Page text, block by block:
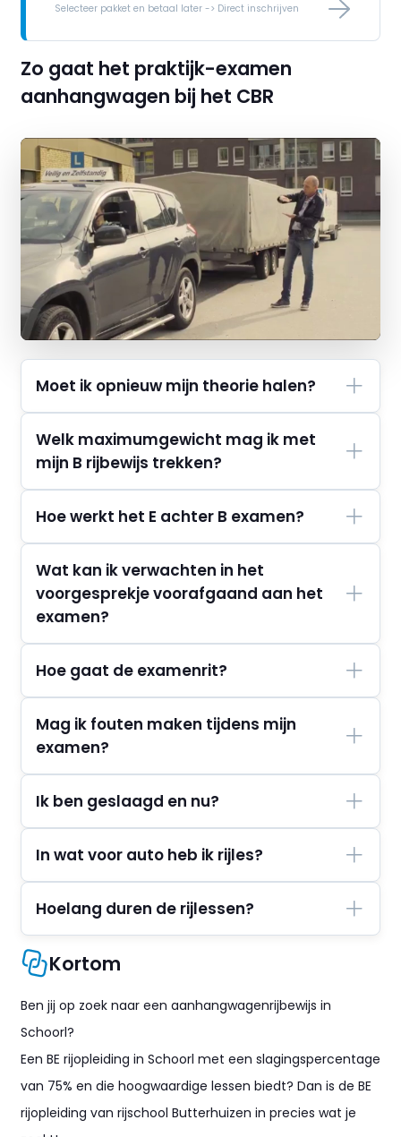
Selecteer pakket en betaal later -> Direct inschrijven
Zo gaat het praktijk-examen
aanhangwagen bij het CBR
Moet ik opnieuw mijn theorie halen?
Welk maximumgewicht mag ik met
mijn B rijbewijs trekken?
Hoe werkt het E achter B examen?
Wat kan ik verwachten in het
voorgesprekje voorafgaand aan het
examen?
Hoe gaat de examenrit?
Mag ik fouten maken tijdens mijn
examen?
Ik ben geslaagd en nu?
In wat voor auto heb ik rijles?
Hoelang duren de rijlessen?
Kortom
Ben jij op zoek naar een aanhangwagenrijbewijs in
Schoorl?
Een BE rijopleiding in Schoorl met een slagingspercentage
van 75% en die hoogwaardige lessen biedt? Dan is de BE
rijopleiding van rijschool Butterhuizen in precies wat je